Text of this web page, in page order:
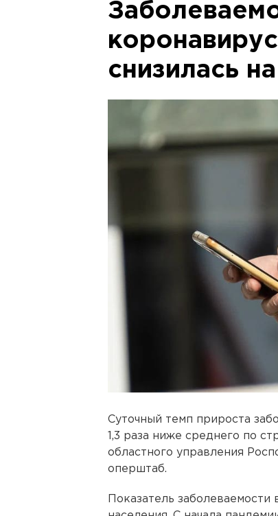
снизилась
Суточный темп прироста
1,3 раза ниже среднего по
областного управления
оперштаб.
Показатель заболеваемости